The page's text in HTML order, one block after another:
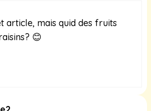
article, mais quid des fruits
😊